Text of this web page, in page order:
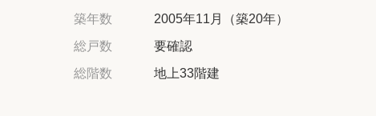
築年数
2005年11月（築20年）
総戸数
要確認
総階数
地上33階建